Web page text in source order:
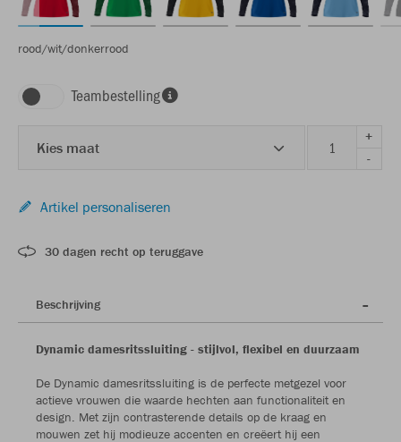
rood/wit/donkerrood
Teambestelling
Kies maat
+
-
Artikel personaliseren
30 dagen recht op teruggave
Beschrijving
Dynamic damesritssluiting - stijlvol, flexibel en duurzaam
De Dynamic damesritssluiting is de perfecte metgezel voor
actieve vrouwen die waarde hechten aan functionaliteit en
design. Met zijn contrasterende details op de kraag en
mouwen zet hij modieuze accenten en creëert hij een